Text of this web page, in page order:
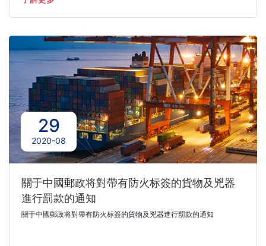
29
2020-08
關于中國郵政将對帶有防火标簽的貨物及兇器
進行罰款的通知
關于中國郵政将對帶有防火标簽的貨物及兇器進行罰款的通知